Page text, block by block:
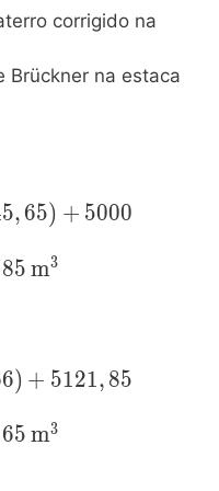
corrigido na
Brückner na estaca
5, 65) + 5000
85 m3
6) + 5121, 85
65 m3